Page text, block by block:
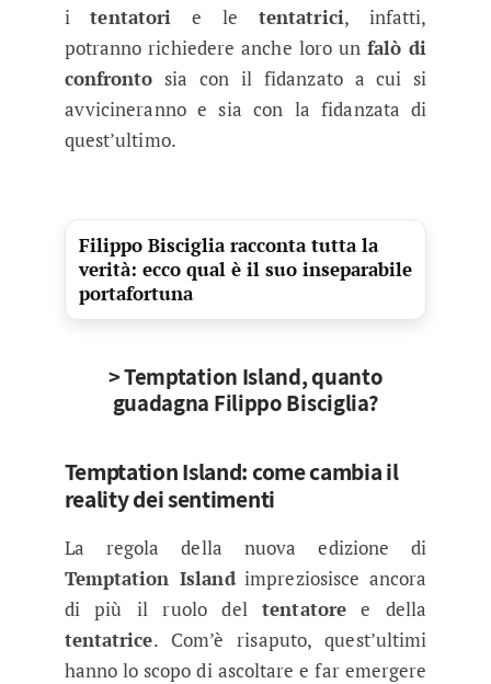
itentatori e le tentatrici, infatti,
potranno richiedere anche loro un falò di
confronto sia con il fidanzato a cui si
avvicineranno e sia con la fidanzata di
quest’ultimo.
Filippo Bisciglia racconta tutta la
verità: ecco qual è il suo inseparabile
portafortuna
> Temptation Island, quanto
guadagna Filippo Bisciglia?
Temptation Island: come cambia il
reality dei sentimenti
La regola della nuova edizione di
Temptation Islandimpreziosisce ancora
di più il ruolo deltentatore e della
tentatrice. Com’è risaputo, quest’ultimi
hanno lo scopo di ascoltare e far emergere